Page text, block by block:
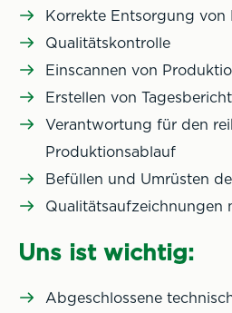
Korrekte Entsorgung von
Qualitätskontrolle
Einscannen von
Erstellen von
Verantwortung für den
Produktionsablauf
Befüllen und Umrüsten
Qualitätsaufzeichnungen
Uns ist wichtig:
Abgeschlossene